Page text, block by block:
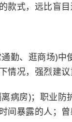
款式，远比盲目
勤、逛商场)
情况，强烈建议
病房)；职业防
间暴露的人；